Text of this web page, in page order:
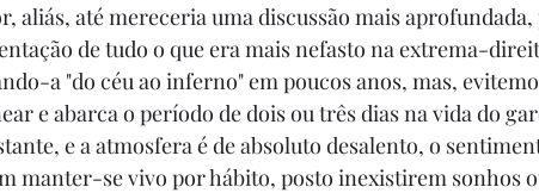
aliás, até mereceria uma discussão mais
de tudo o que era mais nefasto na extrema-
a "do céu ao inferno" em poucos anos, mas,
e abarca o período de dois ou três dias na vida do
e a atmosfera é de absoluto desalento, o
manter-se vivo por hábito, posto inexistirem sonhos